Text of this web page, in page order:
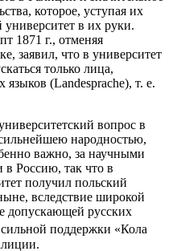
которое, уступая их
университет в их руки.
1871 г., отменяя
заявил, что в университет
только лица,
(Landesprache), т. е.
вопрос в
народностью,
важно, за научными
в Россию, так что в
получил польский
вследствие широкой
допускающей русских
поддержки «Кола